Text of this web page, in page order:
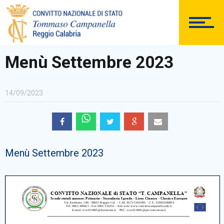
DOCUMENTAZIONE
PERSONALE
Comunicazioni Esterne
BACHECA SINDACALE
Menù Settembre 2023
14/09/2023
Menù Settembre 2023